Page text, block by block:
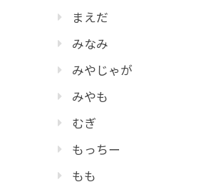
まえだ
みなみ
みやじゃが
みやも
むぎ
もっちー
もも